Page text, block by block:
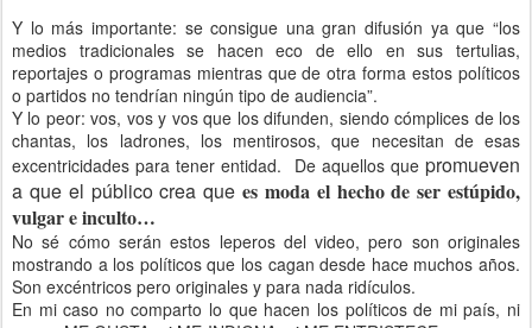
Y lo más importante: se consigue una gran difusión ya que “los
medios tradicionales se hacen eco de ello en sus tertulias,
reportajes o programas mientras que de otra forma estos políticos
o partidos no tendrían ningún tipo de audiencia”.
Y lo peor: vos, vos y vos que los difunden, siendo cómplices de los
chantas, los ladrones, los mentirosos, que necesitan de esas
excentricidades para tener entidad. De aquellos que promueven
a que el público crea que es moda el hecho de ser estúpido,
vulgar e inculto…
No sé cómo serán estos leperos del video, pero son originales
mostrando a los políticos que los cagan desde hace muchos años.
Son excéntricos pero originales y para nada ridículos.
En mi caso no comparto lo que hacen los políticos de mi país, ni